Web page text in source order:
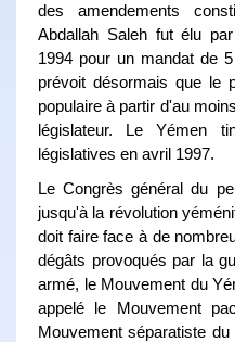
des amendements
Abdallah Saleh fut élu
1994 pour un mandat de
prévoit désormais que le
populaire à partir d'au
législateur. Le Yémen
législatives en avril 1997.
Le Congrès général du
jusqu'à la révolution
doit faire face à de
dégâts provoqués par la
armé, le Mouvement du
appelé le Mouvement
Mouvement séparatiste